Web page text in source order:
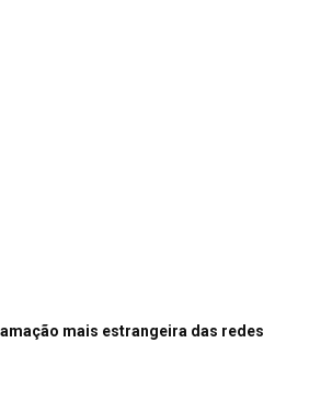
mais estrangeira das redes